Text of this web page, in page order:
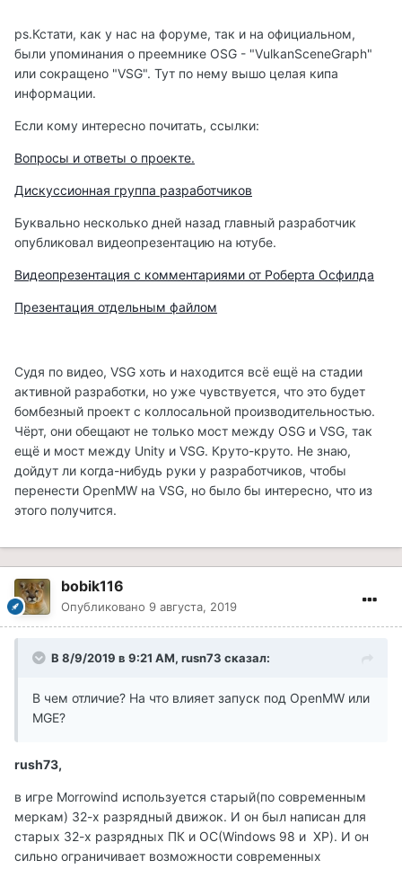
ps.Кстати, как у нас на форуме, так и на официальном,
были упоминания о преемнике OSG - "VulkanSceneGraph"
или сокращено "VSG". Тут по нему вышо целая кипа
информации.
Если кому интересно почитать, ссылки:
Вопросы и ответы о проекте.
Дискуссионная группа разработчиков
Буквально несколько дней назад главный разработчик
опубликовал видеопрезентацию на ютубе.
Видеопрезентация с комментариями от Роберта Осфилда
Презентация отдельным файлом
Судя по видео, VSG хоть и находится всё ещё на стадии
активной разработки, но уже чувствуется, что это будет
бомбезный проект с коллосальной производительностью.
Чёрт, они обещают не только мост между OSG и VSG, так
ещё и мост между Unity и VSG. Круто-круто. Не знаю,
дойдут ли когда-нибудь руки у разработчиков, чтобы
перенести OpenMW на VSG, но было бы интересно, что из
этого получится.
bobik116
Опубликовано 9 августа, 2019
В 8/9/2019 в 9:21 AM, rusn73 сказал:
В чем отличие? На что влияет запуск под OpenMW или
MGE?
rush73,
в игре Morrowind используется старый(по современным
меркам) 32-х разрядный движок. И он был написан для
старых 32-х разрядных ПК и ОС(Windows 98 и XP). И он
сильно ограничивает возможности современных